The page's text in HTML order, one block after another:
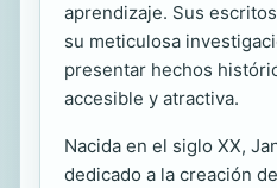
aprendizaje. Sus
su meticulosa
presentar hechos
accesible y atractiva.
Nacida en el siglo XX,
dedicado a la creación